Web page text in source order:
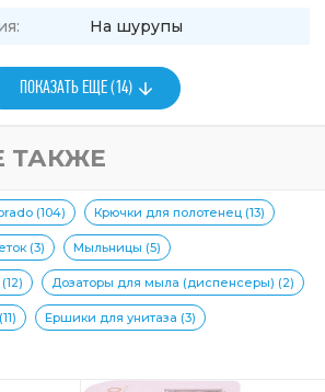
На шурупы
ПОКАЗАТЬ ЕЩЕ (14)
ТАКЖЕ
(104) Крючки для полотенец (13)
(3) Мыльницы (5)
Дозаторы для мыла (диспенсеры) (2)
Ершики для унитаза (3)